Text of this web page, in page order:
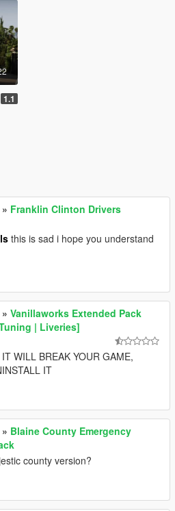
1.1
» Franklin Clinton Drivers
this is sad i hope you understand
» Vanillaworks Extended Pack
| Liveries]
WILL BREAK YOUR GAME,
IT
» Blaine County Emergency
county version?